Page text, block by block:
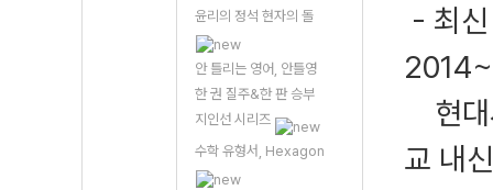
윤리의 정석 현자의 돌
안 틀리는 영어, 안틀영
한 권 질주&한 판 승부
지인선 시리즈
수학 유형서, Hexagon
- 최
현대
교 내